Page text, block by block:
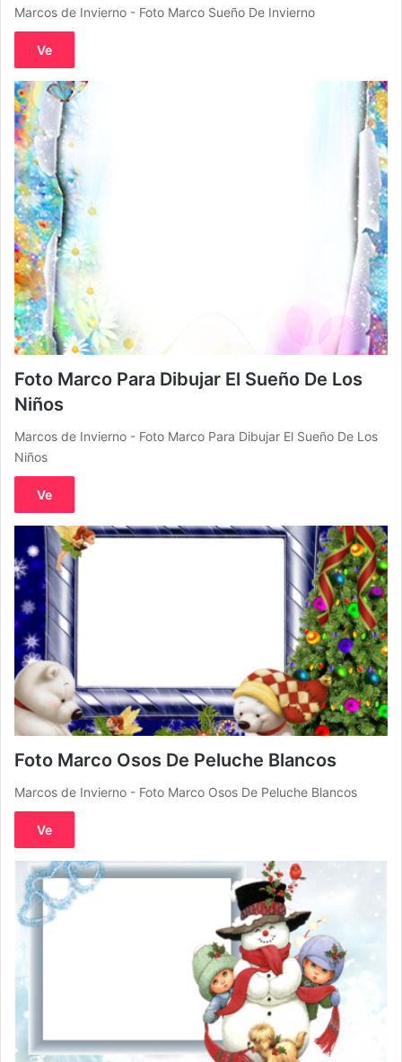
Marcos de Invierno - Foto Marco Sueño De Invierno
Ve
Foto Marco Para Dibujar El Sueño De Los
Niños
Marcos de Invierno - Foto Marco Para Dibujar El Sueño De Los
Niños
Ve
Foto Marco Osos De Peluche Blancos
Marcos de Invierno - Foto Marco Osos De Peluche Blancos
Ve